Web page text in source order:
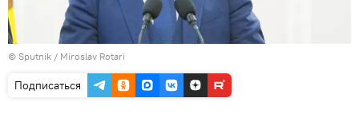
© Sputnik / Miroslav Rotari
Подписаться